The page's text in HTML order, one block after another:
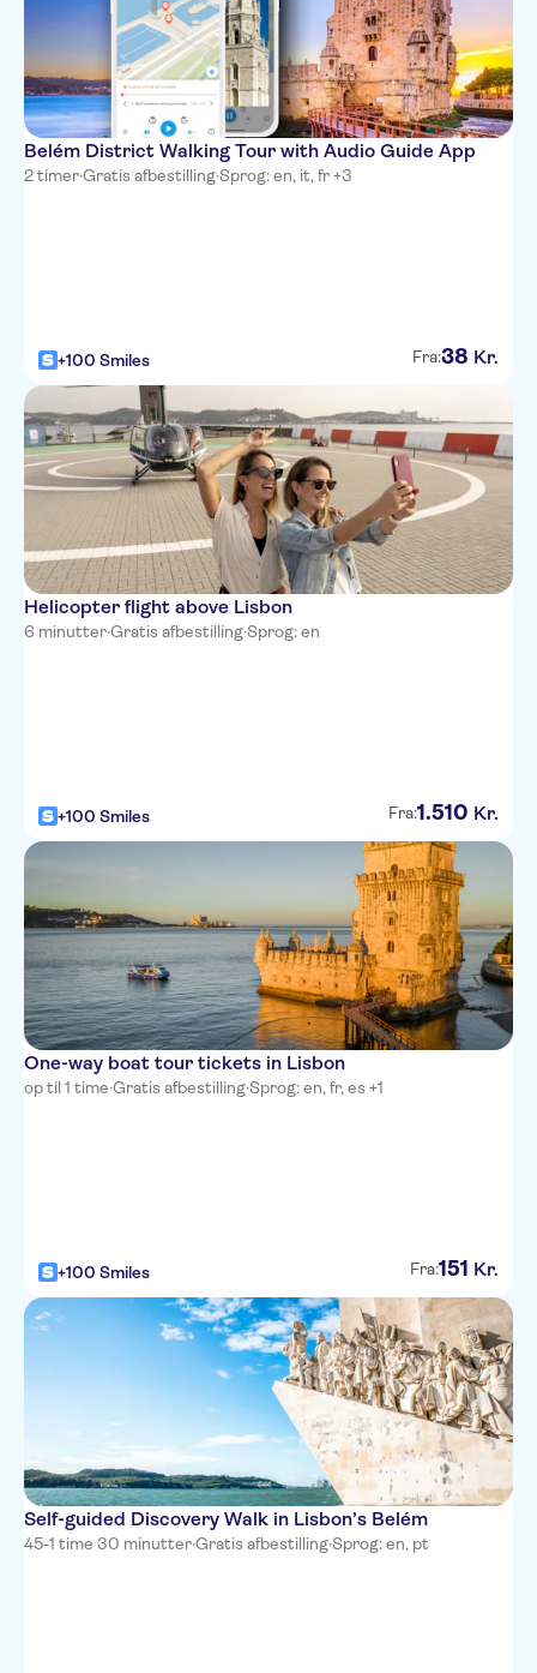
Belém District Walking Tour with Audio Guide App
2 timer·Gratis afbestilling·Sprog: en, it, fr +3
+100 Smiles Fra:38 Kr.
Helicopter flight above Lisbon
6 minutter·Gratis afbestilling·Sprog: en
+100 Smiles Fra:1 .510 Kr.
One-way boat tour tickets in Lisbon
op til 1 time·Gratis afbestilling·Sprog: en, fr, es +1
+100 Smiles Fra:151 Kr.
Self-guided Discovery Walk in Lisbon’s Belém
45-1 time 30 minutter·Gratis afbestilling·Sprog: en, pt